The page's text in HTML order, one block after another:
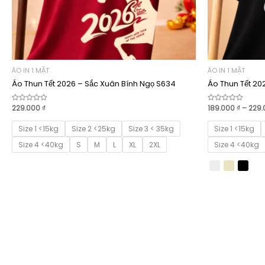
ÁO IN 1 MẶT
Áo Thun Tết 2026 – Sắc Xuân Bính Ngọ S634
Được
hạng
229.000₫
Size 1 <15kg Size 2 <25kg
Size 3 < 35kg
Size 4 <40kg
S M L XL 2XL
ÁO IN 1 MẶT
Áo Thun Tết
Được
hạng
189.000₫ –
Size 1 <15kg
Size 4 <40kg